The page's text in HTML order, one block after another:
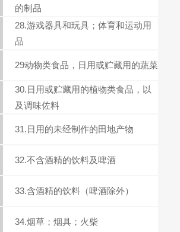
的制品
28.游戏器具和玩具；体育和运动用
品
29动物类食品，日用或贮藏用的蔬菜
30.日用或贮藏用的植物类食品，以
及调味佐料
31.日用的未经制作的田地产物
32.不含酒精的饮料及啤酒
33.含酒精的饮料（啤酒除外）
34.烟草；烟具；火柴